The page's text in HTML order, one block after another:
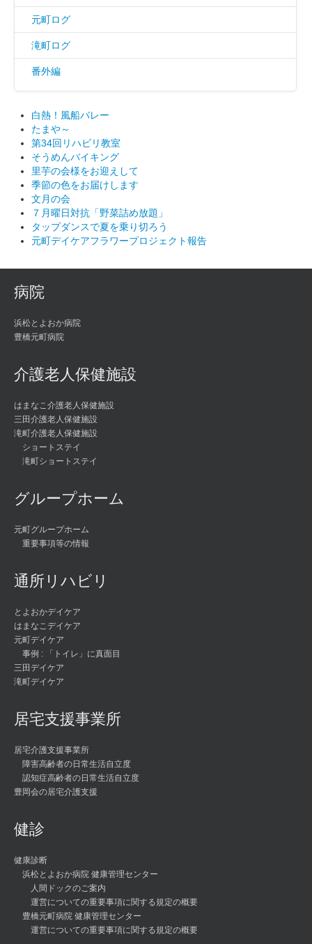
元町ログ
滝町ログ
番外編
白熱！風船バレー
たまや～
第34回リハビリ教室
そうめんバイキング
里芋の会様をお迎えして
季節の色をお届けします
文月の会
７月曜日対抗「野菜詰め放題」
タップダンスで夏を乗り切ろう
元町デイケアフラワープロジェクト報告
病院
浜松とよおか病院
豊橋元町病院
介護老人保健施設
はまなこ介護老人保健施設
三田介護老人保健施設
滝町介護老人保健施設
ショートステイ
滝町ショートステイ
グループホーム
元町グループホーム
重要事項等の情報
通所リハビリ
とよおかデイケア
はまなこデイケア
元町デイケア
事例 : 「トイレ」に真面目
三田デイケア
滝町デイケア
居宅支援事業所
居宅介護支援事業所
障害高齢者の日常生活自立度
認知症高齢者の日常生活自立度
豊岡会の居宅介護支援
健診
健康診断
浜松とよおか病院 健康管理センター
人間ドックのご案内
運営についての重要事項に関する規定の概要
豊橋元町病院 健康管理センター
運営についての重要事項に関する規定の概要